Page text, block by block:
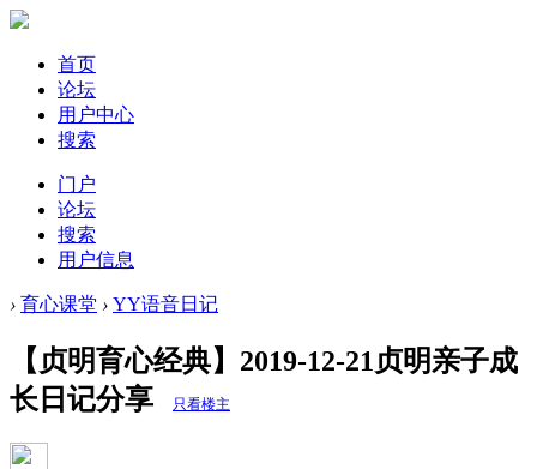
首页
论坛
用户中心
搜索
门户
论坛
搜索
用户信息
› 育心课堂 › YY语音日记
【贞明育心经典】2019-12-21贞明亲子成
长日记分享
只看楼主